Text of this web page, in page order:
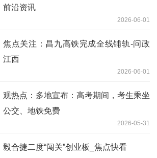
前沿资讯
2026-06-01
焦点关注：昌九高铁完成全线铺轨-问政
江西
2026-06-01
观热点：多地宣布：高考期间，考生乘坐
公交、地铁免费
2026-05-31
毅合捷二度“闯关”创业板_焦点快看